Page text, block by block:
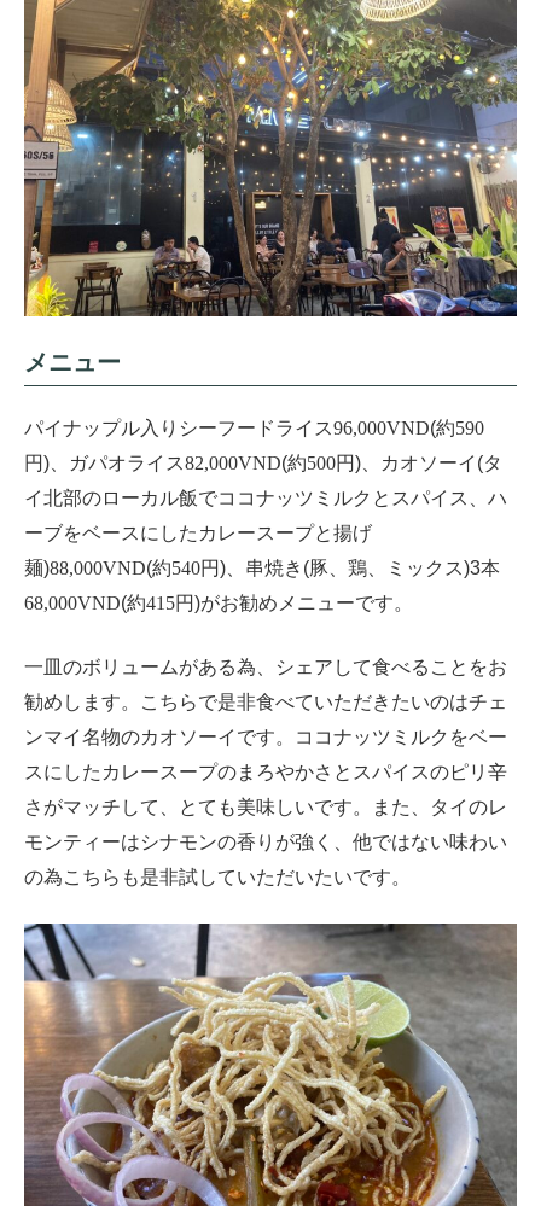
メニュー
パイナップル入りシーフードライス96,000VND(約590
円)、ガパオライス82,000VND(約500円)、カオソーイ(タ
イ北部のローカル飯でココナッツミルクとスパイス、ハ
ーブをベースにしたカレースープと揚げ
麺)88,000VND(約540円)、串焼き(豚、鶏、ミックス)3本
68,000VND(約415円)がお勧めメニューです。
一皿のボリュームがある為、シェアして食べることをお
勧めします。こちらで是非食べていただきたいのはチェ
ンマイ名物のカオソーイです。ココナッツミルクをベー
スにしたカレースープのまろやかさとスパイスのピリ辛
さがマッチして、とても美味しいです。また、タイのレ
モンティーはシナモンの香りが強く、他ではない味わい
の為こちらも是非試していただいたいです。